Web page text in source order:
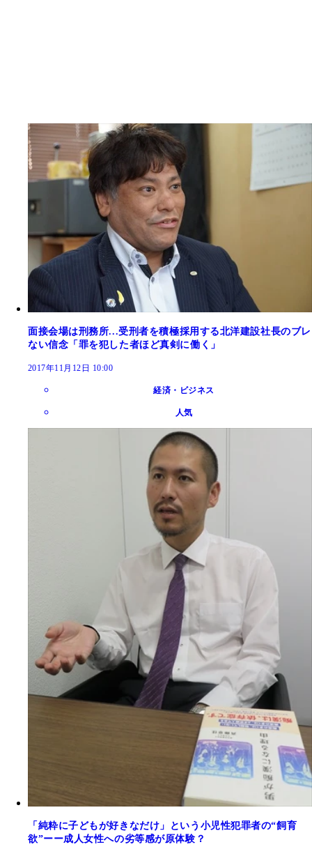
面接会場は刑務所...受刑者を積極採用する北洋建設社長のブレ
ない信念「罪を犯した者ほど真剣に働く」
2017年11月12日 10:00
経済・ビジネス
人気
「純粋に子どもが好きなだけ」という小児性犯罪者の“飼育
欲”ーー成人女性への劣等感が原体験？